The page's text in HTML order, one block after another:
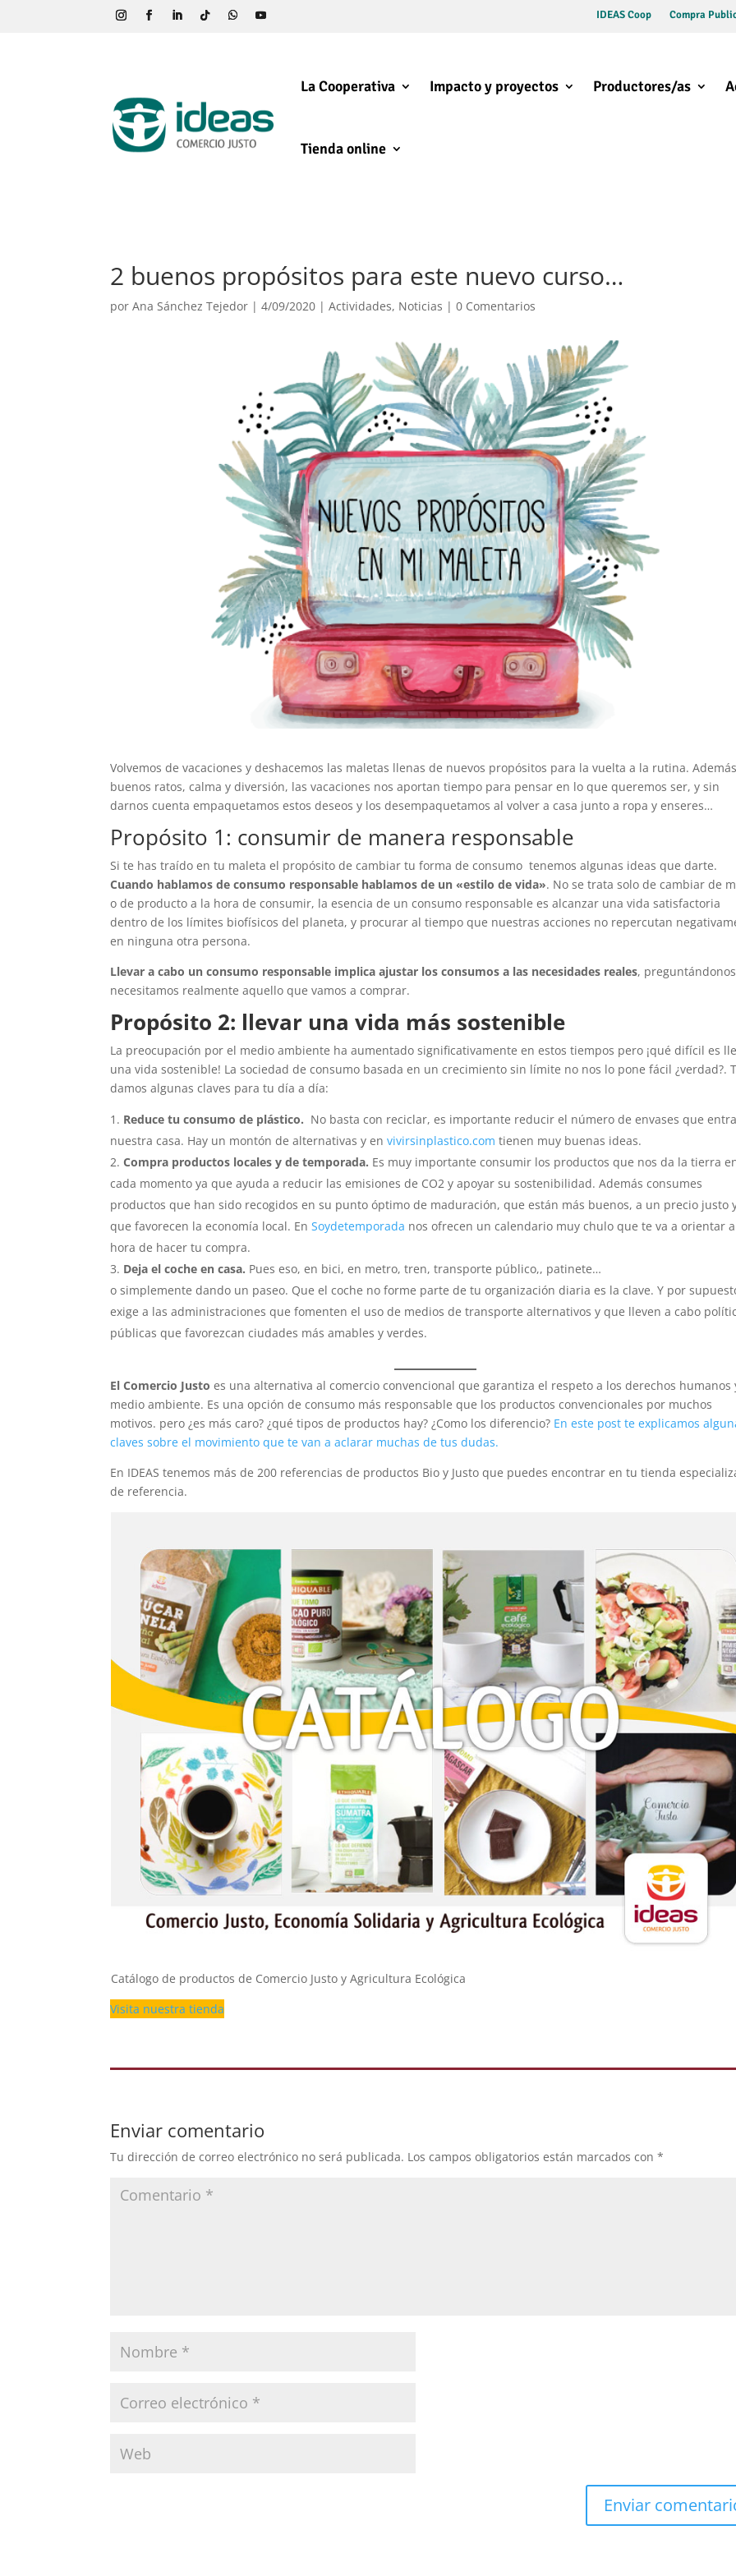
IDEAS Coop Compra
La Cooperativa Impacto y proyectos Productores/as
Tienda online
2 buenos propósitos para este nuevo curso…
porAna Sánchez Tejedor |4/09/2020 |Actividades, Noticias |0 Comentarios
Volvemos de vacaciones y deshacemos las maletas llenas de nuevos propósitos para la vuelta a la rutina.
buenos ratos, calma y diversión, las vacaciones nos aportan tiempo para pensar en lo que queremos ser, y sin
darnos cuenta empaquetamos estos deseos y los desempaquetamos al volver a casa junto a ropa y enseres…
Propósito 1: consumir de manera responsable
Si te has traído en tu maleta el propósito de cambiar tu forma de consumo tenemos algunas ideas que darte.
Cuando hablamos de consumo responsable hablamos de un «estilo de vida». No se trata solo de cambiar de
o de producto a la hora de consumir, la esencia de un consumo responsable es alcanzar una vida satisfactoria
dentro de los límites biofísicos del planeta, y procurar al tiempo que nuestras acciones no repercutan
en ninguna otra persona.
Llevar a cabo un consumo responsable implica ajustar los consumos a las necesidades reales,
necesitamos realmente aquello que vamos a comprar.
Propósito 2: llevar una vida más sostenible
La preocupación por el medio ambiente ha aumentado significativamente en estos tiempos pero ¡qué difícil es
una vida sostenible! La sociedad de consumo basada en un crecimiento sin límite no nos lo pone fácil ¿verdad?.
damos algunas claves para tu día a día:
Reduce tu consumo de plástico. No basta con reciclar, es importante reducir el número de envases que
nuestra casa. Hay un montón de alternativas y envivirsinplastico.com tienen muy buenas ideas.
Compra productos locales y de temporada. Es muy importante consumir los productos que nos da la tierra
cada momento ya que ayuda a reducir las emisiones de CO2 y apoyar su sostenibilidad. Además consumes
productos que han sido recogidos en su punto óptimo de maduración, que están más buenos, a un precio justo
que favorecen la economía local. EnSoydetemporada nos ofrecen un calendario muy chulo que te va a orientar
hora de hacer tu compra.
Deja el coche en casa. Pues eso, en bici, en metro, tren, transporte público,, patinete…
o simplemente dando un paseo. Que el coche no forme parte de tu organización diaria es la clave. Y por
exige a las administraciones que fomenten el uso de medios de transporte alternativos y que lleven a cabo
públicas que favorezcan ciudades más amables y verdes.
El Comercio Justoes una alternativa al comercio convencional que garantiza el respeto a los derechos humanos
medio ambiente. Es una opción de consumo más responsable que los productos convencionales por muchos
motivos. pero ¿es más caro? ¿qué tipos de productos hay? ¿Como los diferencio? En este post te explicamos
claves sobre el movimiento que te van a aclarar muchas de tus dudas.
En IDEAS tenemos más de 200 referencias de productos Bio y Justo que puedes encontrar en tu tienda
de referencia.
Catálogo de productos de Comercio Justo y Agricultura Ecológica
Visita nuestra tienda
Enviar comentario
Tu dirección de correo electrónico no será publicada. Los campos obligatorios están marcados con*